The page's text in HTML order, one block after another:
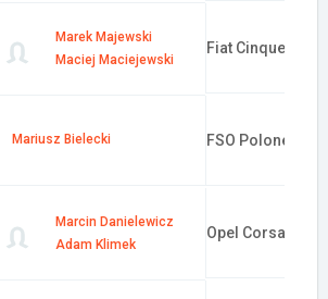
Marek Majewski
Maciej Maciejewski
Fiat Cinquecento
Mariusz Bielecki FSO Polonez
Marcin Danielewicz
Adam Klimek
Opel Corsa